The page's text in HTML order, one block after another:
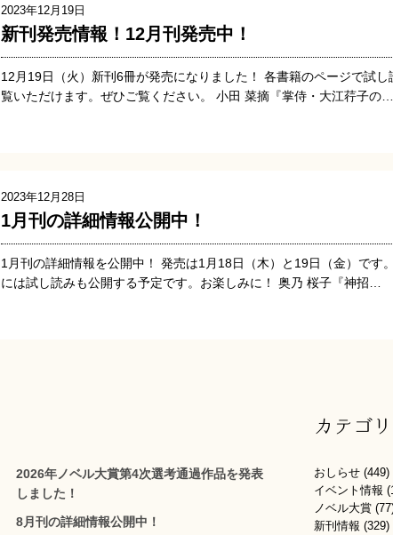
2023年12月19日
新刊発売情報！12月刊発売中！
12月19日（火）新刊6冊が発売になりました！ 各書籍のページで試し
覧いただけます。ぜひご覧ください。 小田 菜摘『掌侍・大江荇子の…
2023年12月28日
1月刊の詳細情報公開中！
1月刊の詳細情報を公開中！ 発売は1月18日（木）と19日（金）です
には試し読みも公開する予定です。お楽しみに！ 奥乃 桜子『神招…
2026年ノベル大賞第4次選考通過作品を発表
しました！
8月刊の詳細情報公開中！
カテゴ
おしらせ (449)
イベント情報
ノベル大賞
新刊情報 (329)